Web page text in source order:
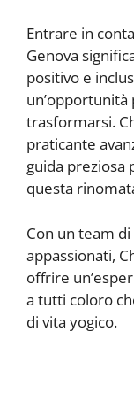
Entrare in
Genova
positivo e
trasformarsi.
praticante
guida preziosa
questa
Con un team
appassionati,
offrire
a tutti coloro
di vita yogico.